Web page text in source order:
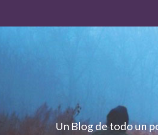
Un Blog de todo un